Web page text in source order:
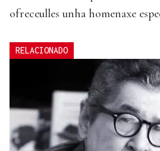
ofreceulles unha homenaxe
RELACIONADO